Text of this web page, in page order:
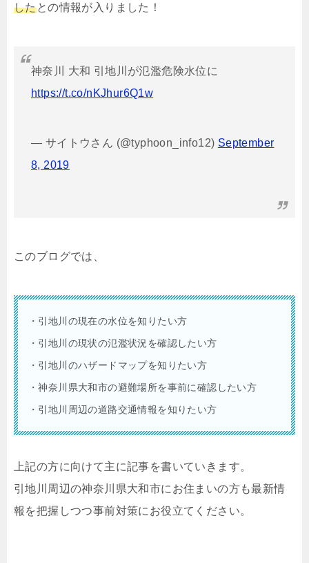
したとの情報が入りました！
神奈川 大和 引地川が氾濫危険水位に
https://t.co/nKJhur6Q1w
— サイトウさん (@typhoon_info12) September
8, 2019
このブログでは、
・引地川の現在の水位を知りたい方
・引地川の現状の氾濫状況を確認したい方
・引地川のハザードマップを知りたい方
・神奈川県大和市の避難場所を事前に確認したい方
・引地川周辺の道路交通情報を知りたい方
上記の方に向けて主に記事を書いていきます。
引地川周辺の神奈川県大和市にお住まいの方も最新情
報を把握しつつ事前対策にお役立てください。